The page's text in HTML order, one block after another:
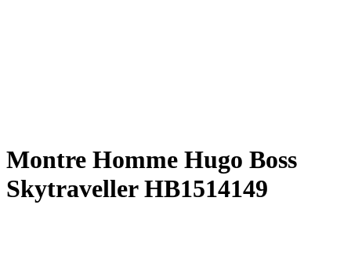
Montre Homme Hugo Boss
Skytraveller HB1514149